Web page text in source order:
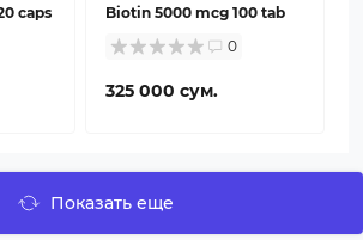
caps
Biotin 5000 mcg 100 tab
0
325 000 сум.
Показать еще